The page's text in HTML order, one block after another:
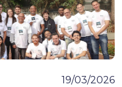
19/03/2026